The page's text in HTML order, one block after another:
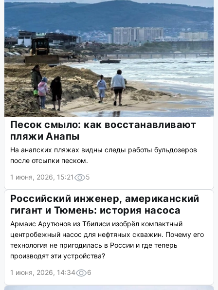
Песок смыло: как восстанавливают
пляжи Анапы
На анапских пляжах видны следы работы бульдозеров
после отсыпки песком.
1 июня, 2026, 15:21
5
Российский инженер, американский
гигант и Тюмень: история насоса
Армаис Арутюнов из Тбилиси изобрёл компактный
центробежный насос для нефтяных скважин. Почему его
технология не пригодилась в России и где теперь
производят эти устройства?
1 июня, 2026, 14:34
6